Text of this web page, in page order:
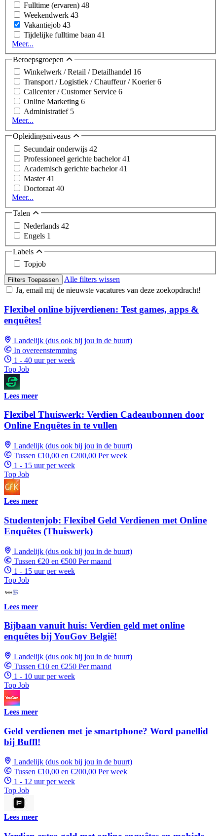
Fulltime (ervaren) 48
Weekendwerk 43
Vakantiejob 43
Tijdelijke fulltime baan 41
Meer...
Beroepsgroepen
Winkelwerk / Retail / Detailhandel 16
Transport / Logistiek / Chauffeur / Koerier6
Callcenter / Customer Service 6
Online Marketing 6
Administratief 5
Meer...
Opleidingsniveaus
Secundair onderwijs 42
Professioneel gerichte bachelor41
Academisch gerichte bachelor41
Master41
Doctoraat 40
Meer...
Talen
Nederlands 42
Engels 1
Labels
Topjob
Filters Toepassen
Alle filters wissen
Ja, email mij de nieuwste vacatures van deze zoekopdracht!
Flexibel online bijverdienen: Test games, apps &
enquêtes!
Landelijk (dus ook bij jou in de buurt)
In overeenstemming
1 - 40 uur per week
Top Job
Lees meer
Flexibel Thuiswerk: Verdien Cadeaubonnen door
Online Enquêtes in te vullen
Landelijk (dus ook bij jou in de buurt)
Tussen €10,00 en €200,00 Per week
1 - 15 uur per week
Top Job
Lees meer
Studentenjob: Flexibel Geld Verdienen met Online
Enquêtes (Thuiswerk)
Landelijk (dus ook bij jou in de buurt)
Tussen €20 en €500 Per maand
1 - 15 uur per week
Top Job
Lees meer
Bijbaan vanuit huis: Verdien geld met online
enquêtes bij YouGov België!
Landelijk (dus ook bij jou in de buurt)
Tussen €10 en €250 Per maand
1 - 10 uur per week
Top Job
Lees meer
Geld verdienen met je smartphone? Word panellid
bij Buffl!
Landelijk (dus ook bij jou in de buurt)
Tussen €10,00 en €200,00 Per week
1 - 12 uur per week
Top Job
Lees meer